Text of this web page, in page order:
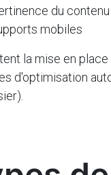
du contenu
mobiles
la mise en
d'optimisation